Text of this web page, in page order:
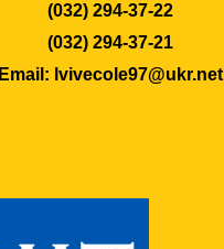
(032) 294-37-22
(032) 294-37-21
Email: lvivecole97@ukr.net